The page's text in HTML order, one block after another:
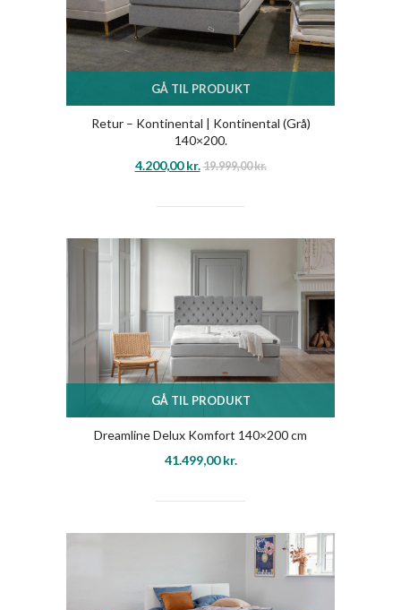
GÅ TIL PRODUKT
Retur – Kontinental | Kontinental (Grå)
140×200.
4.200,00kr. 19.999,00kr.
GÅ TIL PRODUKT
Dreamline Delux Komfort 140×200 cm
41.499,00kr.